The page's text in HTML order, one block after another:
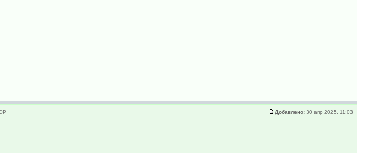
Добавлено: 30 апр 2025, 11:03